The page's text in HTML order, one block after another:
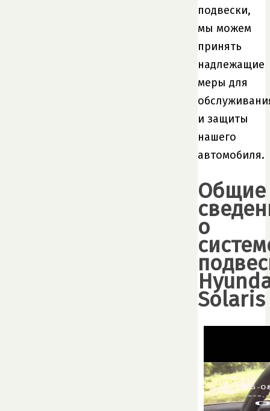
подвески,
мы можем
принять
надлежащие
меры для
и защиты
нашего
автомобиля.
Общие
о
Solaris